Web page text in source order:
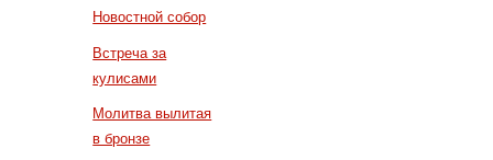
Новостной собор
Встреча за
кулисами
Молитва вылитая
в бронзе